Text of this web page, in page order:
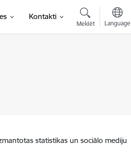
Kontakti
Meklēt Language
statistikas un sociālo mediju